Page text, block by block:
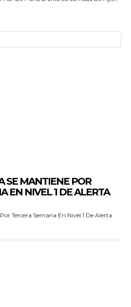
SE MANTIENE POR
EN NIVEL 1 DE ALERTA
Tercera Semana En Nivel 1 De Alerta